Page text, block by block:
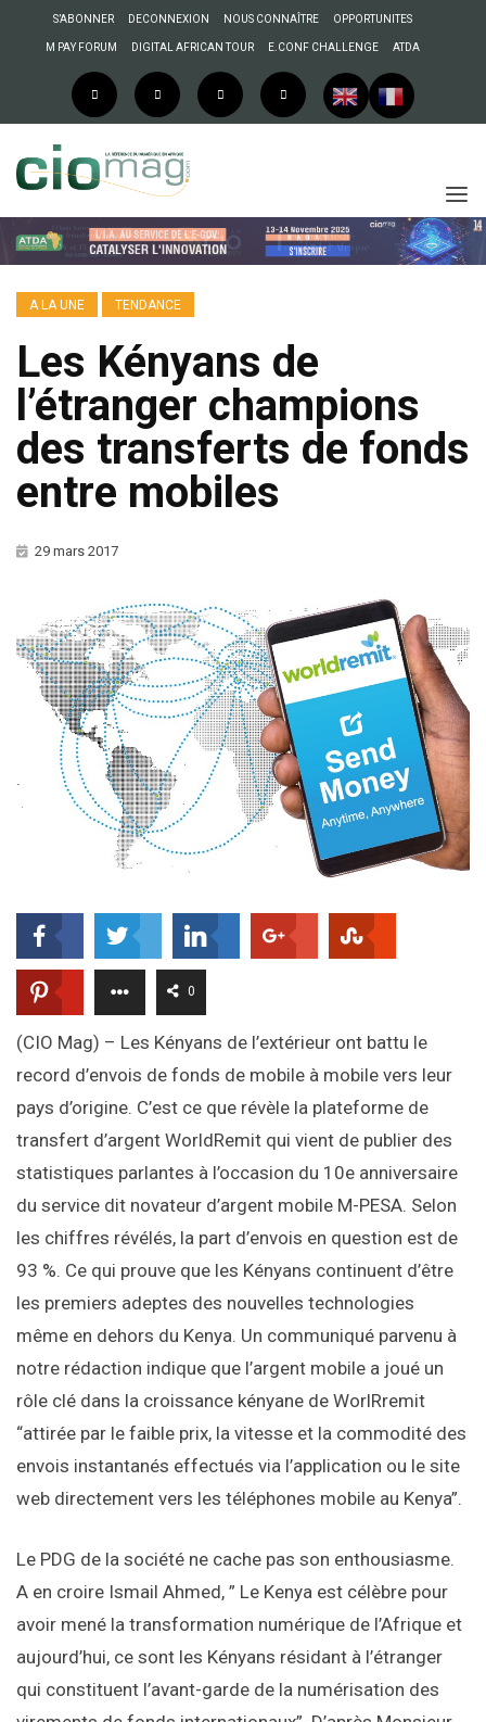
S’ABONNER DECONNEXION NOUS CONNAÎTRE OPPORTUNITES
M PAY FORUM DIGITAL AFRICAN TOUR E.CONF CHALLENGE ATDA
A LA UNE TENDANCE
Les Kényans de
l’étranger champions
des transferts de fonds
entre mobiles
29 mars 2017
0
(CIO Mag) – Les Kényans de l’extérieur ont battu le
record d’envois de fonds de mobile à mobile vers leur
pays d’origine. C’est ce que révèle la plateforme de
transfert d’argent WorldRemit qui vient de publier des
statistiques parlantes à l’occasion du 10e anniversaire
du service dit novateur d’argent mobile M-PESA. Selon
les chiffres révélés, la part d’envois en question est de
93 %. Ce qui prouve que les Kényans continuent d’être
les premiers adeptes des nouvelles technologies
même en dehors du Kenya. Un communiqué parvenu à
notre rédaction indique que l’argent mobile a joué un
rôle clé dans la croissance kényane de WorlRremit
“attirée par le faible prix, la vitesse et la commodité des
envois instantanés effectués via l’application ou le site
web directement vers les téléphones mobile au Kenya”.
Le PDG de la société ne cache pas son enthousiasme.
A en croire Ismail Ahmed, ” Le Kenya est célèbre pour
avoir mené la transformation numérique de l’Afrique et
aujourd’hui, ce sont les Kényans résidant à l’étranger
qui constituent l’avant-garde de la numérisation des